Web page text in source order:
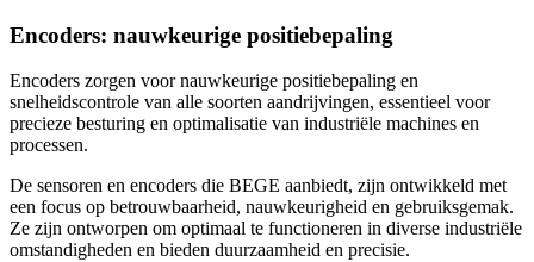
Encoders: nauwkeurige positiebepaling
Encoders zorgen voor nauwkeurige positiebepaling en
snelheidscontrole van alle soorten aandrijvingen, essentieel voor
precieze besturing en optimalisatie van industriële machines en
processen.
De sensoren en encoders die BEGE aanbiedt, zijn ontwikkeld met
een focus op betrouwbaarheid, nauwkeurigheid en gebruiksgemak.
Ze zijn ontworpen om optimaal te functioneren in diverse industriële
omstandigheden en bieden duurzaamheid en precisie.